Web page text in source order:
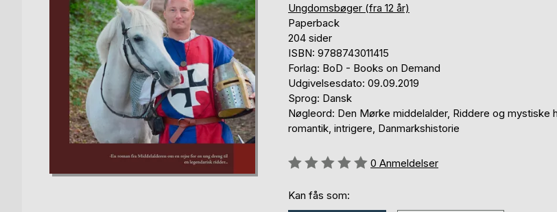
Ungdomsbøger (fra 12 år)
Paperback
204 sider
ISBN: 9788743011415
Forlag: BoD - Books on Demand
Udgivelsesdato: 09.09.2019
Sprog: Dansk
Nøgleord: Den Mørke middelalder, Riddere og mystiske
romantik, intrigere, Danmarkshistorie
Anmeldelse::
0 Anmeldelser
Kan fås som: